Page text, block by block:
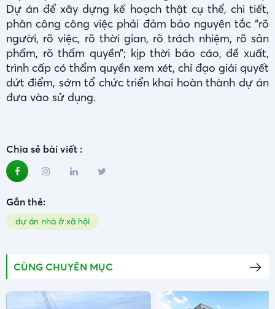
Dự án để xây dựng kế hoạch thật cụ thể, chi tiết,
phân công công việc phải đảm bảo nguyên tắc “rõ
người, rõ việc, rõ thời gian, rõ trách nhiệm, rõ sản
phẩm, rõ thẩm quyền”; kịp thời báo cáo, đề xuất,
trình cấp có thẩm quyền xem xét, chỉ đạo giải quyết
dứt điểm, sớm tổ chức triển khai hoàn thành dự án
đưa vào sử dụng.
Chia sẻ bài viết :
Gắn thẻ:
dự án nhà ở xã hội
CÙNG CHUYÊN MỤC